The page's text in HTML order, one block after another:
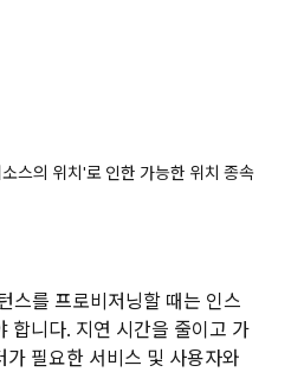
스의 위치'로 인한 가능한 위치 종속
스를 프로비저닝할 때는 인스
합니다. 지연 시간을 줄이고 가
필요한 서비스 및 사용자와